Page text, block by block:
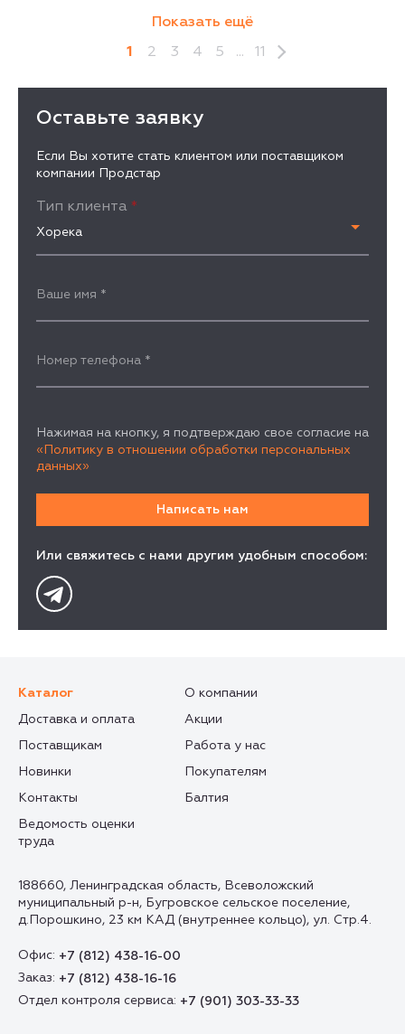
Показать ещё
1
2 3 4 5 ... 11
Оставьте заявку
Если Вы хотите стать клиентом или поставщиком
компании Продстар
Тип клиента *
Хорека
Ваше имя *
Номер телефона *
Нажимая на кнопку, я подтверждаю свое согласие на
«Политику в отношении обработки персональных
данных»
Или свяжитесь с нами другим удобным способом:
188660, Ленинградская область, Всеволожский
муниципальный р-н, Бугровское сельское поселение,
д.Порошкино, 23 км КАД (внутреннее кольцо), ул. Стр.4.
Офис: +7 (812) 438-16-00
Заказ: +7 (812) 438-16-16
Отдел контроля сервиса: +7 (901) 303-33-33
Каталог
О компании
Доставка и оплата
Акции
Поставщикам
Работа у нас
Новинки
Покупателям
Контакты
Балтия
Ведомость оценки
труда